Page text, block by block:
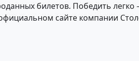
билетов. Победить легко
сайте компании